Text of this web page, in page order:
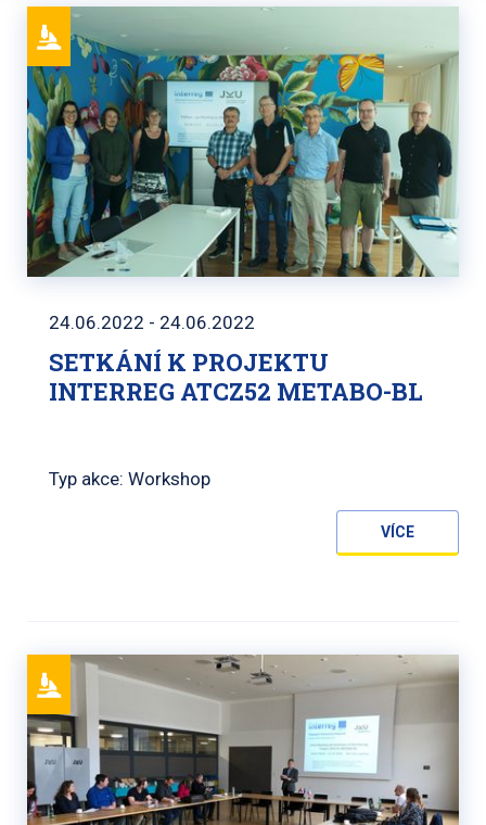
24.06.2022 - 24.06.2022
SETKÁNÍ K PROJEKTU
INTERREG ATCZ52 METABO-BL
Typ akce: Workshop
VÍCE